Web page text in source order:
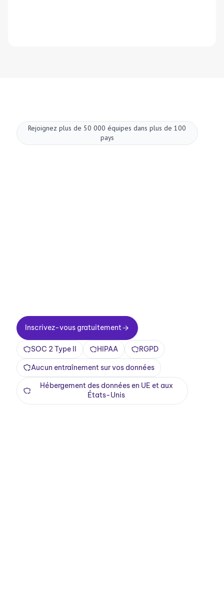
Rejoignez plus de 50 000 équipes dans plus de 100
pays
Inscrivez-vous gratuitement
Inscrivez-vous gratuitement
SOC 2 Type II HIPAA RGPD
Aucun entraînement sur vos données
Hébergement des données en UE et aux
États-Unis